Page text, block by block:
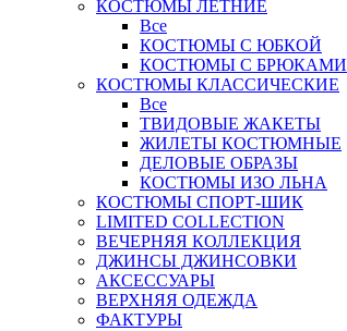
КОСТЮМЫ ЛЕТНИЕ
Все
КОСТЮМЫ С ЮБКОЙ
КОСТЮМЫ С БРЮКАМИ
КОСТЮМЫ КЛАССИЧЕСКИЕ
Все
ТВИДОВЫЕ ЖАКЕТЫ
ЖИЛЕТЫ КОСТЮМНЫЕ
ДЕЛОВЫЕ ОБРАЗЫ
КОСТЮМЫ ИЗО ЛЬНА
КОСТЮМЫ СПОРТ-ШИК
LIMITED COLLECTION
ВЕЧЕРНЯЯ КОЛЛЕКЦИЯ
ДЖИНСЫ ДЖИНСОВКИ
АКСЕССУАРЫ
ВЕРХНЯЯ ОДЕЖДА
ФАКТУРЫ